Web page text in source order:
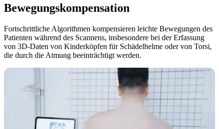
Bewegungskompensation
Fortschrittliche Algorithmen kompensieren leichte Bewegungen des
Patienten während des Scannens, insbesondere bei der Erfassung
von 3D-Daten von Kinderköpfen für Schädelhelme oder von Torsi,
die durch die Atmung beeinträchtigt werden.